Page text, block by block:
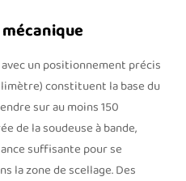
un positionnement précis
constituent la base du
sur au moins 150
de la soudeuse à bande,
suffisante pour se
la zone de scellage. Des